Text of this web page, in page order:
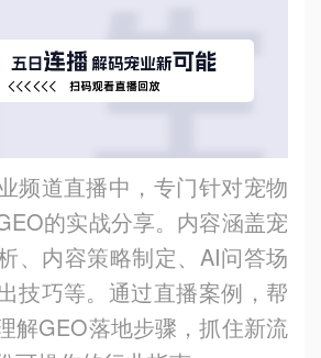
频道直播中，专门针对宠物
的实战分享。内容涵盖宠
、内容策略制定、AI问答场
技巧等。通过直播案例，帮
解GEO落地步骤，抓住新流